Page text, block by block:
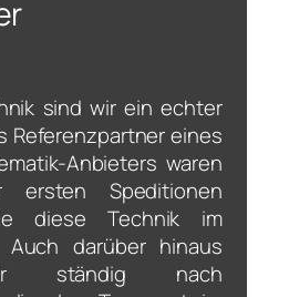
sind wir ein echter
Referenzpartner eines
Anbieters waren
Speditionen
diese Technik im
darüber hinaus
ständig nach